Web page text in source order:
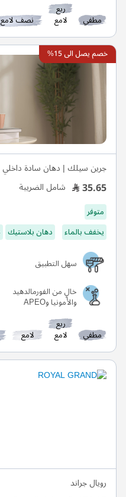
مطفي
ربع
لامع نصف لامع
خصم يصل الى 15%
جرين سيلك | دهان سادة داخلي
35.65 شامل الضريبة
متوفر
يخفف بالماء
دهان بلاستيك
سهل التطبيق
خالٍ من الفورمالدهيد
والأمونيا وAPEO
مطفي
ربع
لامع لامع
رويال جراند